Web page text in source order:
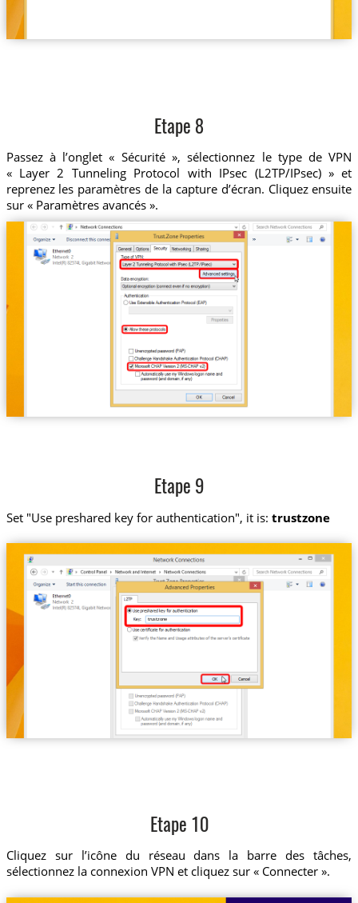
Etape 8
Passez à l’onglet « Sécurité », sélectionnez le type de VPN
« Layer 2 Tunneling Protocol with IPsec (L2TP/IPsec) » et
reprenez les paramètres de la capture d’écran. Cliquez ensuite
sur « Paramètres avancés ».
Etape 9
Set "Use preshared key for authentication", it is: trustzone
trustzone
Etape 10
Cliquez sur l’icône du réseau dans la barre des tâches,
sélectionnez la connexion VPN et cliquez sur « Connecter ».